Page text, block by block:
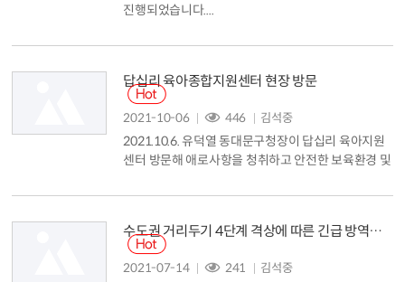
진행되었습니다....
답십리 육아종합지원센터 현장 방문
2021-10-06 446 김석중
2021.10.6. 유덕열 동대문구청장이 답십리 육아지원
센터 방문해 애로사항을 청취하고 안전한 보육환경 및
검했습니다. ...
수도권 거리두기 4단계 격상에 따른 긴급 방역대책
2021-07-14 241 김석중